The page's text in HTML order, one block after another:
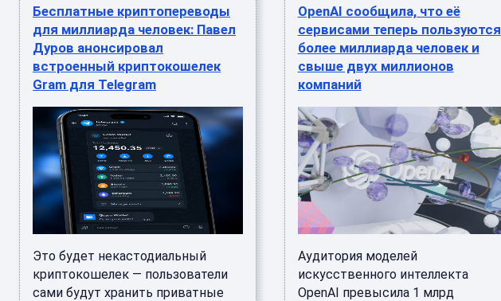
Бесплатные криптопереводы
для миллиарда человек: Павел
Дуров анонсировал
встроенный криптокошелек
Gram для Telegram
Это будет некастодиальный
криптокошелек — пользователи
сами будут хранить приватные
OpenAI сообщила, что её
сервисами теперь пользуются
более миллиарда человек и
свыше двух миллионов
компаний
Аудитория моделей
искусственного интеллекта
OpenAI превысила 1 млрд